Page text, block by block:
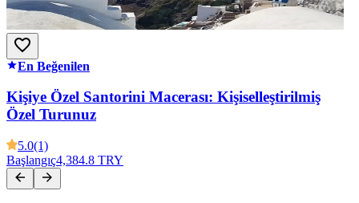
En Beğenilen
Kişiye Özel Santorini Macerası: Kişiselleştirilmiş
Özel Turunuz
5.0(1)
Başlangıç4,384.8 TRY